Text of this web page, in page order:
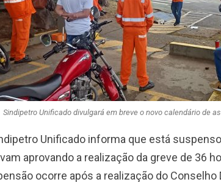
Sindipetro Unificado divulgará em breve o novo calendário de
Unificado informa que está
aprovando a realização da greve de 36
ocorre após a realização do Conselho